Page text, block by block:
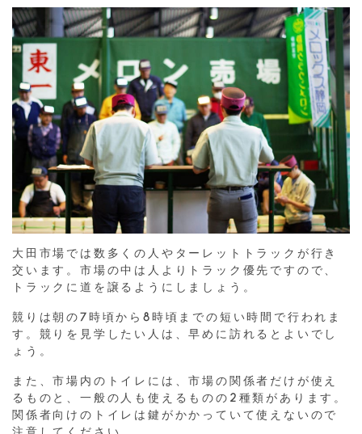
大田市場では数多くの人やターレットトラックが行き
交います。市場 の中は人よりトラック優先ですので、
トラックに道を譲るようにしましょう。
競りは朝の7時頃から8時頃までの短い時間で行われま
す。競りを見学したい人は、早めに訪れるとよいでし
ょう。
また、市場内のトイレには、市場の関係者だけが使え
るものと、一般の人も使えるものの2種類があります。
関係者向けのトイレは鍵がかかっていて使えないので